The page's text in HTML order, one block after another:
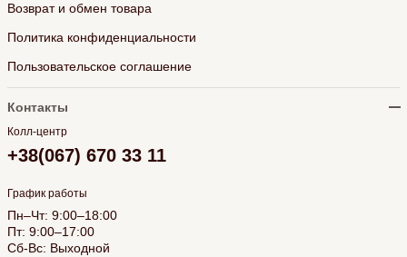
Возврат и обмен товара
Политика конфиденциальности
Пользовательское соглашение
Контакты
Колл-центр
+38(067) 670 33 11
График работы
Пн–Чт: 9:00–18:00
Пт: 9:00–17:00
Сб-Вс: Выходной